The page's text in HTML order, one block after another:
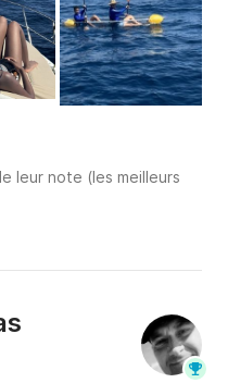
de Canto à Cannes.
dans un autre port sur
de Lérins pour une
destinations. Je serai
de l'ambiance
leur note (les meilleurs